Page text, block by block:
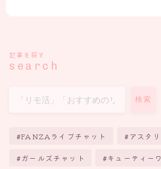
記事を探す
search
検索
FANZAライブチャット アスタ
ガールズチャット キューティー